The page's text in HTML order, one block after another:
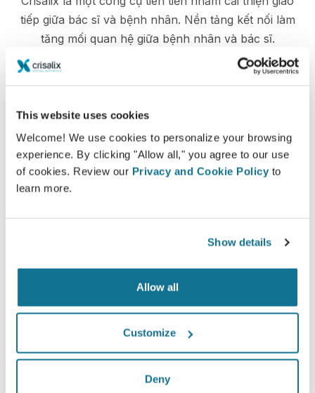
This website uses cookies
Welcome! We use cookies to personalize your browsing
experience. By clicking "Allow all," you agree to our use
of cookies. Review our Privacy and Cookie Policy to
learn more.
Show details
Allow all
Customize
Deny
tiếp giữa bác sĩ và bệnh nhân. Nền tảng kết nối làm
tăng mối quan hệ giữa bệnh nhân và bác sĩ.
Đã thông báo
Crisalix tạo điều kiện cho việc hướng dẫn bệnh
nhân về các kết quả có thể có của các quy trình
Tự tin
Tham gia vào quá trình ra quyết định giúp bệnh
nhân đưa ra lựa chọn đúng đắn.